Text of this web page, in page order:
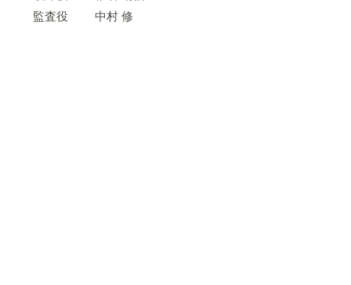
監査役 中村 修